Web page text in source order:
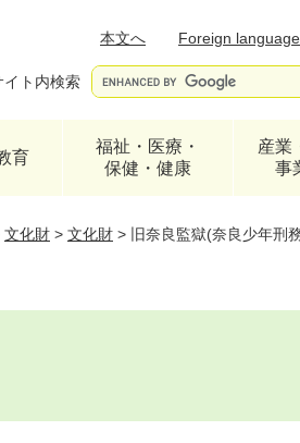
本文へ
Foreign language
イト内検索
育
福祉・医療・
保健・健康
産業
事
文化財 > 文化財 > 旧奈良監獄(奈良少年刑